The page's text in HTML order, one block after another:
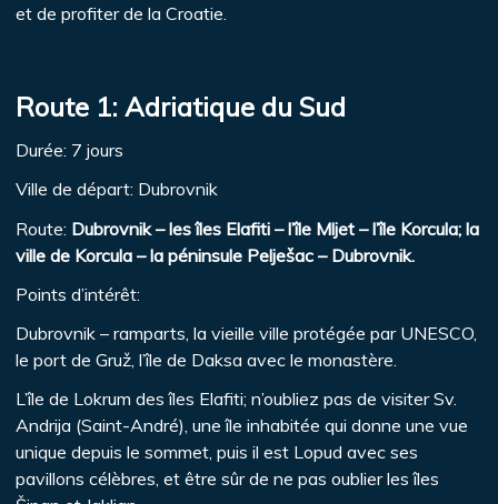
et de profiter de la Croatie.
Route 1: Adriatique du Sud
Durée: 7 jours
Ville de départ: Dubrovnik
Route: Dubrovnik – les îles Elafiti – l’île Mljet – l’île Korcula; la
ville de Korcula – la péninsule Pelješac – Dubrovnik.
Points d’intérêt:
Dubrovnik – ramparts, la vieille ville protégée par UNESCO,
le port de Gruž, l’île de Daksa avec le monastère.
L’île de Lokrum des îles Elafiti; n’oubliez pas de visiter Sv.
Andrija (Saint-André), une île inhabitée qui donne une vue
unique depuis le sommet, puis il est Lopud avec ses
pavillons célèbres, et être sûr de ne pas oublier les îles